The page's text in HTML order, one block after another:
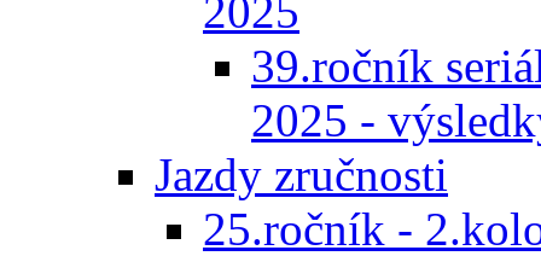
2025
39.ročník
2025 -
Jazdy zručnosti
25.ročník -